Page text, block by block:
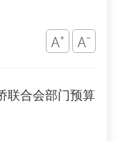
联合会部门预算